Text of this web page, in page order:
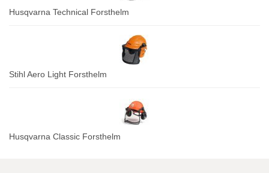
Husqvarna Technical Forsthelm
Stihl Aero Light Forsthelm
Husqvarna Classic Forsthelm